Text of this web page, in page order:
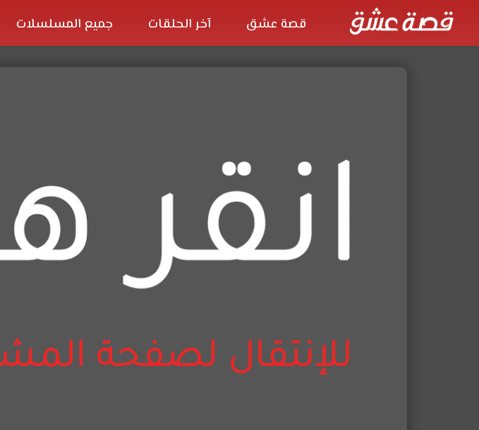
قصة عشق آخر الحلقات جميع المسلسلات